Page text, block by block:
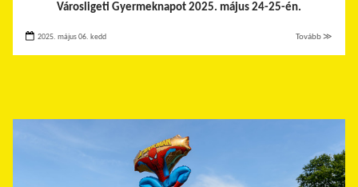
Városligeti Gyermeknapot 2025. május 24-25-én.
2025. május 06. kedd Tovább ≫